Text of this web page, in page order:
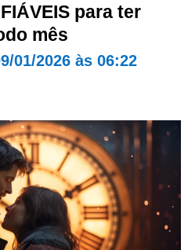
para ter
mês
01/2026 às 06:22